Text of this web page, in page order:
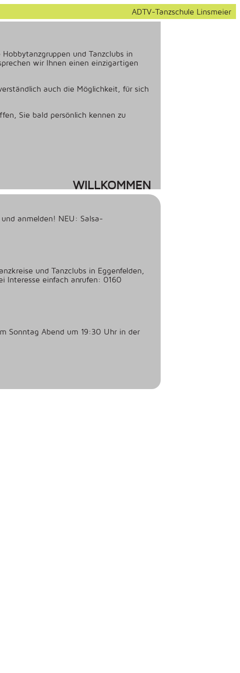
ADTV-Tanzschule Linsmeier
und Tanzclubs in
wir Ihnen einen einzigartigen
auch die Möglichkeit, für sich
Sie bald persönlich kennen zu
WILLKOMMEN
anmelden! NEU: Salsa-
und Tanzclubs in Eggenfelden,
Interesse einfach anrufen: 0160
Sonntag Abend um 19:30 Uhr in der